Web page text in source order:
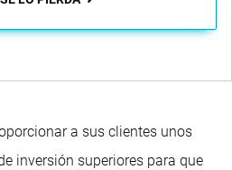
a sus clientes unos
inversión superiores para que